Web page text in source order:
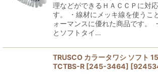
理などができるＨＡＣＣＰに対
す。 ・線材にメッキ線を使うこ
ォーマンスに優れた商品です。
とソフトタイ…
TRUSCO カラータワシ ソフト
TCTBS-R [245-3464] [